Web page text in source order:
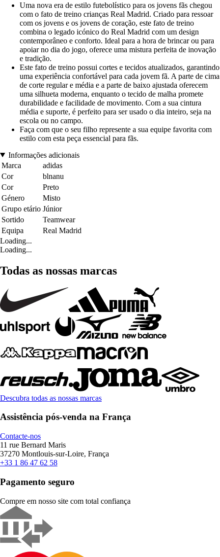
Uma nova era de estilo futebolístico para os jovens fãs chegou
com o fato de treino crianças Real Madrid. Criado para ressoar
com os jovens e os jovens de coração, este fato de treino
combina o legado icónico do Real Madrid com um design
contemporâneo e conforto. Ideal para a hora de brincar ou para
apoiar no dia do jogo, oferece uma mistura perfeita de inovação
e tradição.
Este fato de treino possui cortes e tecidos atualizados, garantindo
uma experiência confortável para cada jovem fã. A parte de cima
de corte regular e média e a parte de baixo ajustada oferecem
uma silhueta moderna, enquanto o tecido de malha promete
durabilidade e facilidade de movimento. Com a sua cintura
média e suporte, é perfeito para ser usado o dia inteiro, seja na
escola ou no campo.
Faça com que o seu filho represente a sua equipe favorita com
estilo com esta peça essencial para fãs.
Informações adicionais
Marca
adidas
Cor
blnanu
Cor
Preto
Género
Misto
Grupo etário Júnior
Sortido
Teamwear
Equipa
Real Madrid
Loading...
Loading...
Todas as nossas marcas
Descubra todas as nossas marcas
Assistência pós-venda na França
Contacte-nos
11 rue Bernard Maris
37270 Montlouis-sur-Loire, França
+33 1 86 47 62 58
Pagamento seguro
Compre em nosso site com total confiança